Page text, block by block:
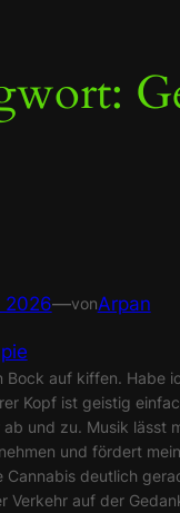
2026—vonArpan
Bock auf kiffen. Habe
Kopf ist geistig
und zu. Musik lässt
und fördert
Cannabis deutlich
Verkehr auf der